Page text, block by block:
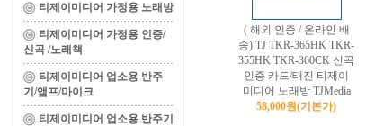
티제이미디어 가정용 노래방
티제이미디어 가정용 인증/
신곡 /노래책
티제이미디어 업소용 반주
기/앰프/마이크
티제이미디어 업소용 반주기
( 해외 인증 / 온라인 배
송) TJ TKR-365HK TKR-
355HK TKR-360CK 신곡
인증 카드/태진 티제이
미디어 노래방 TJMedia
58,000원(기본가)